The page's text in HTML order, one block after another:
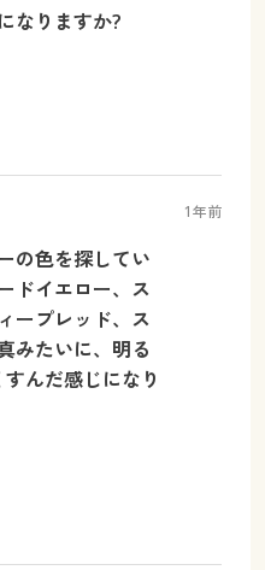
なりますか?
1年前
の色を探してい
ドイエロー、ス
ープレッド、ス
みたいに、明る
んだ感じになり